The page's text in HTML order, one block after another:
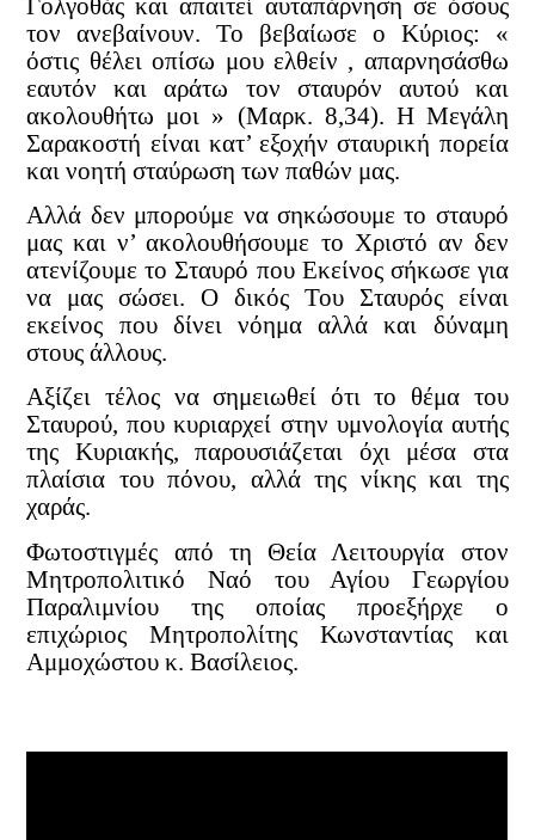
τον ανεβαίνουν. Το βεβαίωσε ο Κύριος: «
όστις θέλει οπίσω μου ελθείν , απαρνησάσθω
εαυτόν και αράτω τον σταυρόν αυτού και
ακολουθήτω μοι » (Μαρκ. 8,34). Η Μεγάλη
Σαρακοστή είναι κατ’ εξοχήν σταυρική πορεία
και νοητή σταύρωση των παθών μας.
Αλλά δεν μπορούμε να σηκώσουμε το σταυρό
μας και ν’ ακολουθήσουμε το Χριστό αν δεν
ατενίζουμε το Σταυρό που Εκείνος σήκωσε για
να μας σώσει. Ο δικός Του Σταυρός είναι
εκείνος που δίνει νόημα αλλά και δύναμη
στους άλλους.
Αξίζει τέλος να σημειωθεί ότι το θέμα του
Σταυρού, που κυριαρχεί στην υμνολογία αυτής
της Κυριακής, παρουσιάζεται όχι μέσα στα
πλαίσια του πόνου, αλλά της νίκης και της
χαράς.
Φωτοστιγμές από τη Θεία Λειτουργία στον
Μητροπολιτικό Ναό του Αγίου Γεωργίου
Παραλιμνίου της οποίας προεξήρχε ο
επιχώριος Μητροπολίτης Κωνσταντίας και
Αμμοχώστου κ. Βασίλειος.